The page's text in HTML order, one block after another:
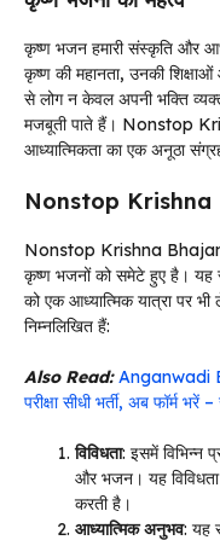
कृष्ण भजन हमारी संस्कृति और
कृष्ण की महानता, उनकी
से लोग न केवल अपनी भक्ति
मजबूती पाते हैं। Nonstop
आध्यात्मिकता का एक अनूठा
Nonstop Krishna
Nonstop Krishna Bhajan
कृष्ण भजनों को समेटे हुए है। यह
को एक आध्यात्मिक यात्रा पर
निम्नलिखित हैं:
Also Read: Anganwadi
परीक्षा सीधी भर्ती, अब फॉर्म भरें
विविधता: इसमें विभिन्न
और भजन। यह विविधता
करती है।
आध्यात्मिक अनुभव: यह